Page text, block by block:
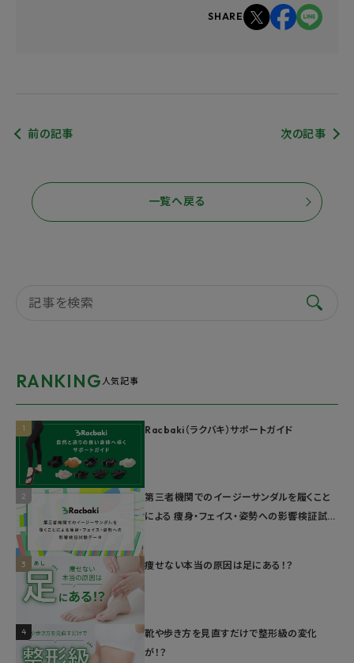
SHARE
前の記事 次の記事
一覧へ戻る
RANKING 人気記事
1 Racbaki（ラクバキ）サポートガイド
2
第三者機関でのイージーサンダルを履くこと
による 痩身・フェイス・姿勢への影響検証試験
3 痩せない本当の原因は足にある！？
4
靴や歩き方を見直すだけで整形級の変化
が！？